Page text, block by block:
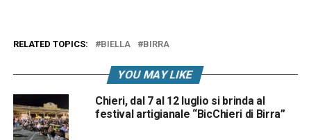
RELATED TOPICS: BIELLA BIRRA
YOU MAY LIKE
Chieri, dal 7 al 12 luglio si brinda al
festival artigianale “BicChieri di Birra”